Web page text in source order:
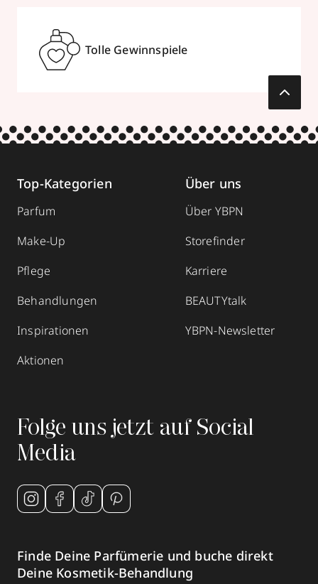
Tolle Gewinnspiele
Top-Kategorien
Parfum
Make-Up
Pflege
Behandlungen
Inspirationen
Aktionen
Über uns
Über YBPN
Storefinder
Karriere
BEAUTYtalk
YBPN-Newsletter
Folge uns jetzt auf Social
Media
Finde Deine Parfümerie und buche direkt
Deine Kosmetik-Behandlung